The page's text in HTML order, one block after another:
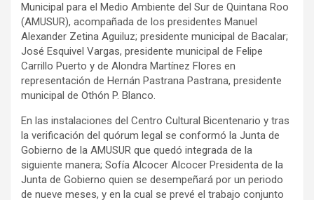
Municipal para el Medio Ambiente del Sur de Quintana Roo
(AMUSUR), acompañada de los presidentes Manuel
Alexander Zetina Aguiluz; presidente municipal de Bacalar;
José Esquivel Vargas, presidente municipal de Felipe
Carrillo Puerto y de Alondra Martínez Flores en
representación de Hernán Pastrana Pastrana, presidente
municipal de Othón P. Blanco.
En las instalaciones del Centro Cultural Bicentenario y tras
la verificación del quórum legal se conformó la Junta de
Gobierno de la AMUSUR que quedó integrada de la
siguiente manera; Sofía Alcocer Alcocer Presidenta de la
Junta de Gobierno quien se desempeñará por un periodo
de nueve meses, y en la cual se prevé el trabajo conjunto